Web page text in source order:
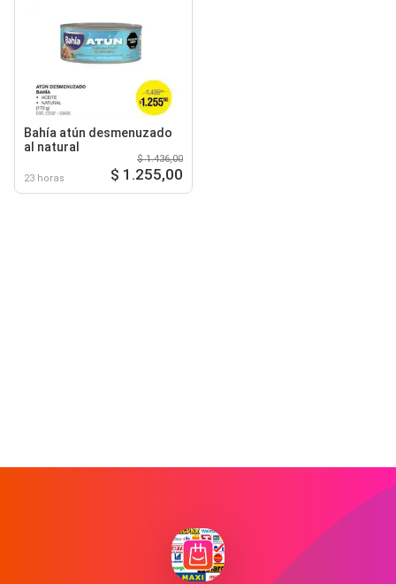
Bahía atún desmenuzado
al natural
23 horas
$ 1.436,00
$ 1.255,00